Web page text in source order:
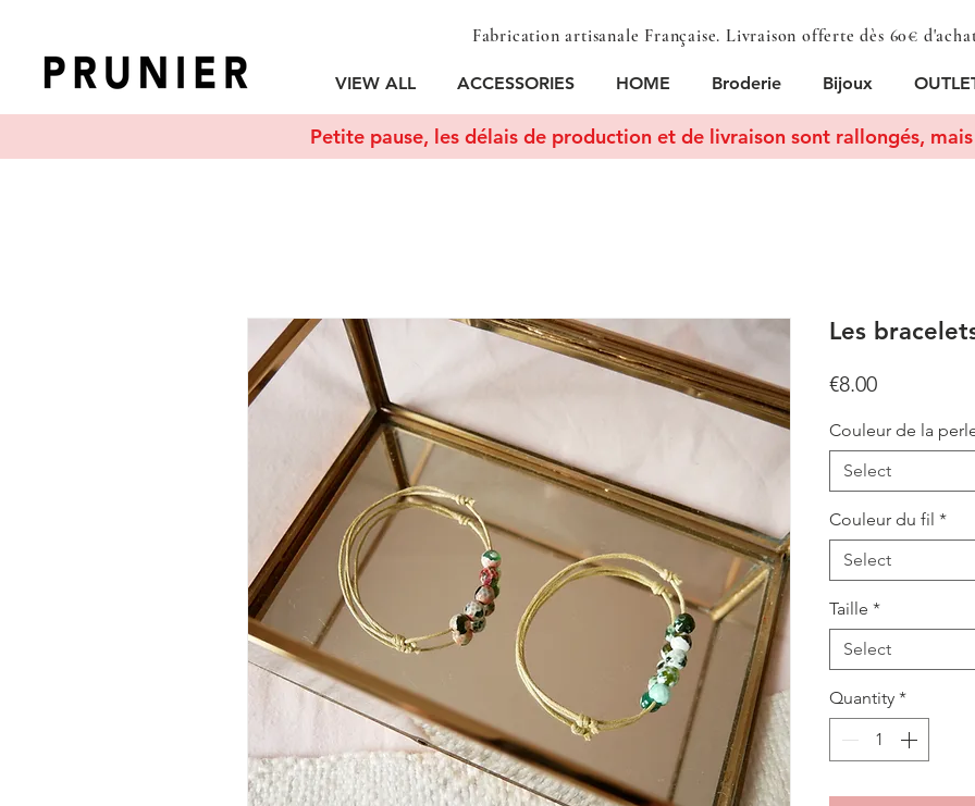
Fabrication artisanale Française. Livraison offerte dès 60€
VIEW ALL ACCESSORIES HOME Broderie Bijoux
Petite pause, les délais de production et de livraison sont rallongés,
Les
€8.00Price
Couleur de la
Select
Couleur du fil *
Select
Taille *
Select
Quantity *